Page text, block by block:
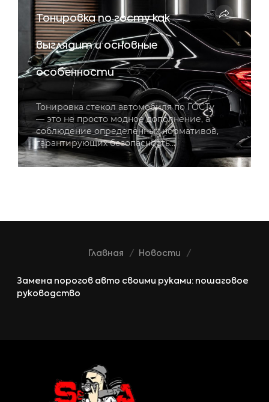
Тонировка по госту как
выглядит и основные
особенности
Тонировка стекол автомобиля по ГОСТу
— это не просто модное дополнение, а
соблюдение определённых нормативов,
гарантирующих безопасность…
Главная Новости
Замена порогов авто своими руками: пошаговое
руководство